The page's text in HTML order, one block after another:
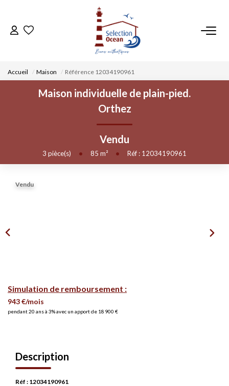
ACCUEIL
NOS BIENS
VENDRE UN BIEN
DÉPOSEZ VOTRE RECHERCHE
Accueil Maison Référence 12034190961
Maison individuelle de plain-pied.
Orthez
Vendu
3 pièce(s) • 85 m² • Réf : 12034190961
Vendu
Simulation de remboursement :
943 €/mois
pendant 20 ans à 3% avec un apport de 18 900 €
Description
Réf : 12034190961